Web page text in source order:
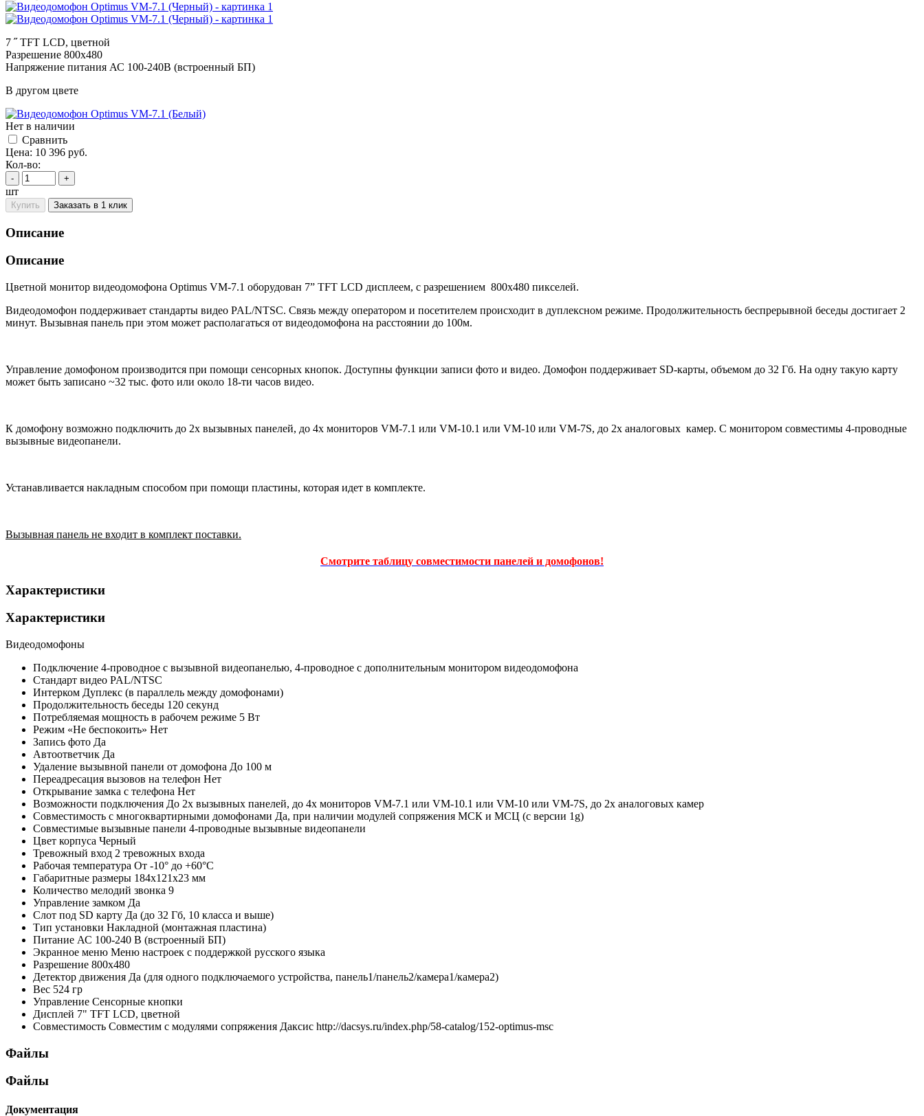
7 ˝ TFT LCD, цветной
Разрешение 800x480
Напряжение питания АС 100-240В (встроенный БП)
В другом цвете
Нет в наличии
Cравнить
Цена: 10 396 руб.
Кол-во:
- +
шт
Купить Заказать в 1 клик
Описание
Описание
Цветной монитор видеодомофона Optimus VM-7.1 оборудован 7” TFT LCD дисплеем, с разрешением 800х480 пикселей.
Видеодомофон поддерживает стандарты видео PAL/NTSC. Связь между оператором и посетителем происходит в дуплексном режиме. Продолжительность беспрерывной беседы достигает 2
минут. Вызывная панель при этом может располагаться от видеодомофона на расстоянии до 100м.
Управление домофоном производится при помощи сенсорных кнопок. Доступны функции записи фото и видео. Домофон поддерживает SD-карты, объемом до 32 Гб. На одну такую карту
может быть записано ~32 тыс. фото или около 18-ти часов видео.
К домофону возможно подключить до 2х вызывных панелей, до 4х мониторов VM-7.1 или VM-10.1 или VM-10 или VM-7S, до 2х аналоговых камер. С монитором совместимы 4-проводные
вызывные видеопанели.
Устанавливается накладным способом при помощи пластины, которая идет в комплекте.
Вызывная панель не входит в комплект поставки.
Смотрите таблицу совместимости панелей и домофонов!
Характеристики
Характеристики
Видеодомофоны
Подключение 4-проводное с вызывной видеопанелью, 4-проводное с дополнительным монитором видеодомофона
Стандарт видео PAL/NTSC
Интерком Дуплекс (в параллель между домофонами)
Продолжительность беседы 120 секунд
Потребляемая мощность в рабочем режиме 5 Вт
Режим «Не беспокоить» Нет
Запись фото Да
Автоответчик Да
Удаление вызывной панели от домофона До 100 м
Переадресация вызовов на телефон Нет
Открывание замка с телефона Нет
Возможности подключения До 2х вызывных панелей, до 4х мониторов VM-7.1 или VM-10.1 или VM-10 или VM-7S, до 2х аналоговых камер
Совместимость с многоквартирными домофонами Да, при наличии модулей сопряжения МСК и МСЦ (с версии 1g)
Совместимые вызывные панели 4-проводные вызывные видеопанели
Цвет корпуса Черный
Тревожный вход 2 тревожных входа
Рабочая температура От -10° до +60°С
Габаритные размеры 184х121х23 мм
Количество мелодий звонка 9
Управление замком Да
Слот под SD карту Да (до 32 Гб, 10 класса и выше)
Тип установки Накладной (монтажная пластина)
Питание АС 100-240 В (встроенный БП)
Экранное меню Меню настроек с поддержкой русского языка
Разрешение 800х480
Детектор движения Да (для одного подключаемого устройства, панель1/панель2/камера1/камера2)
Вес 524 гр
Управление Сенсорные кнопки
Дисплей 7" TFT LCD, цветной
Совместимость Совместим с модулями сопряжения Даксис http://dacsys.ru/index.php/58-catalog/152-optimus-msc
Файлы
Файлы
Документация